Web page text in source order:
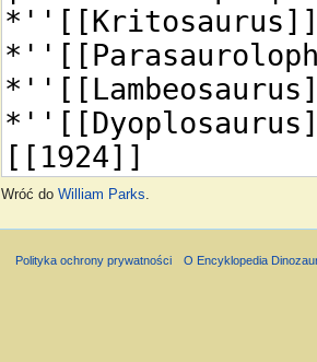
Wróć doWilliam Parks.
Polityka ochrony prywatności O Encyklopedia